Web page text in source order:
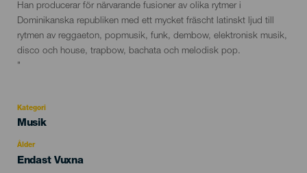
Han producerar för närvarande fusioner av olika rytmer i
Dominikanska republiken med ett mycket fräscht latinskt ljud till
rytmen av reggaeton, popmusik, funk, dembow, elektronisk musik,
disco och house, trapbow, bachata och melodisk pop.
"
Kategori
Categoría
evento
Musik
Ålder
Edad
Endast Vuxna